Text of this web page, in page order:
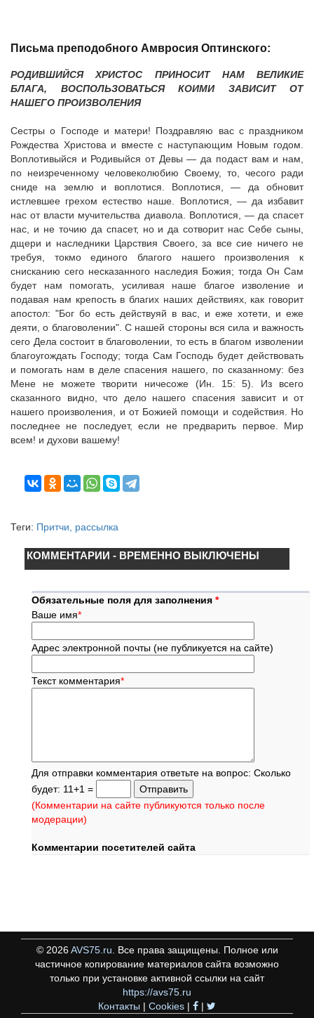
Письма преподобного Амвросия Оптинского:
РОДИВШИЙСЯ ХРИСТОС ПРИНОСИТ НАМ ВЕЛИКИЕ
БЛАГА, ВОСПОЛЬЗОВАТЬСЯ КОИМИ ЗАВИСИТ ОТ
НАШЕГО ПРОИЗВОЛЕНИЯ
Сестры о Господе и матери! Поздравляю вас с праздником
Рождества Христова и вместе с наступающим Новым годом.
Воплотивыйся и Родивыйся от Девы — да подаст вам и нам,
по неизреченному человеколюбию Своему, то, чесого ради
сниде на землю и воплотися. Воплотися, — да обновит
истлевшее грехом естество наше. Воплотися, — да избавит
нас от власти мучительства диавола. Воплотися, — да спасет
нас, и не точию да спасет, но и да сотворит нас Себе сыны,
дщери и наследники Царствия Своего, за все сие ничего не
требуя, токмо единого благого нашего произволения к
снисканию сего несказанного наследия Божия; тогда Он Сам
будет нам помогать, усиливая наше благое изволение и
подавая нам крепость в благих наших действиях, как говорит
апостол: "Бог бо есть действуяй в вас, и еже хотети, и еже
деяти, о благоволении". С нашей стороны вся сила и важность
сего Дела состоит в благоволении, то есть в благом изволении
благоугождать Господу; тогда Сам Господь будет действовать
и помогать нам в деле спасения нашего, по сказанному: без
Мене не можете творити ничесоже (Ин. 15: 5). Из всего
сказанного видно, что дело нашего спасения зависит и от
нашего произволения, и от Божией помощи и содействия. Но
последнее не последует, если не предварить первое. Мир
всем! и духови вашему!
Теги: Притчи, рассылка
КОММЕНТАРИИ - ВРЕМЕННО ВЫКЛЮЧЕНЫ
Обязательные поля для заполнения *
Ваше имя*
Адрес электронной почты (не публикуется на сайте)
Текст комментария*
Для отправки комментария ответьте на вопрос: Сколько
будет: 11+1 =
(Комментарии на сайте публикуются только после
модерации)
Комментарии посетителей сайта
© 2026 AVS75.ru . Все права защищены. Полное или
частичное копирование материалов сайта возможно
только при установке активной ссылки на сайт
https://avs75.ru
Контакты | Cookies | |